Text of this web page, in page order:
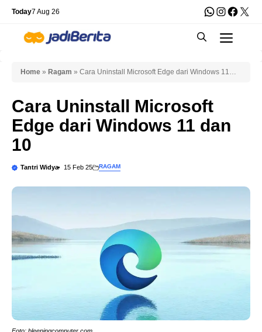
Skip
content
Today7 Aug 26 WhatsApp
X
Home » Ragam » Cara Uninstall Microsoft Edge dari Windows 11
Cara Uninstall Microsoft
Edge dari Windows 11 dan
10
Tantri Widya 15 Feb 25 RAGAM